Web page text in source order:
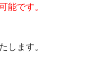
能です。
します。